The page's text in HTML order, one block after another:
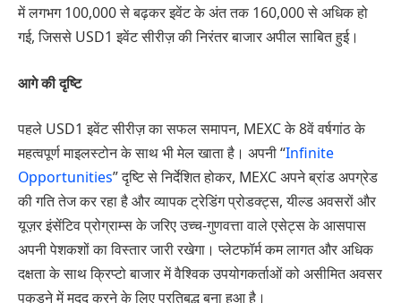
में लगभग 100,000 से बढ़कर इवेंट के अंत तक 160,000 से अधिक हो
गई, जिससे USD1 इवेंट सीरीज़ की निरंतर बाजार अपील साबित हुई।
आगे की दृष्टि
पहले USD1 इवेंट सीरीज़ का सफल समापन, MEXC के 8वें वर्षगांठ के
महत्वपूर्ण माइलस्टोन के साथ भी मेल खाता है। अपनी “Infinite
Opportunities” दृष्टि से निर्देशित होकर, MEXC अपने ब्रांड अपग्रेड
की गति तेज कर रहा है और व्यापक ट्रेडिंग प्रोडक्ट्स, यील्ड अवसरों और
यूज़र इंसेंटिव प्रोग्राम्स के जरिए उच्च-गुणवत्ता वाले एसेट्स के आसपास
अपनी पेशकशों का विस्तार जारी रखेगा। प्लेटफॉर्म कम लागत और अधिक
दक्षता के साथ क्रिप्टो बाजार में वैश्विक उपयोगकर्ताओं को असीमित अवसर
पकड़ने में मदद करने के लिए प्रतिबद्ध बना हुआ है।